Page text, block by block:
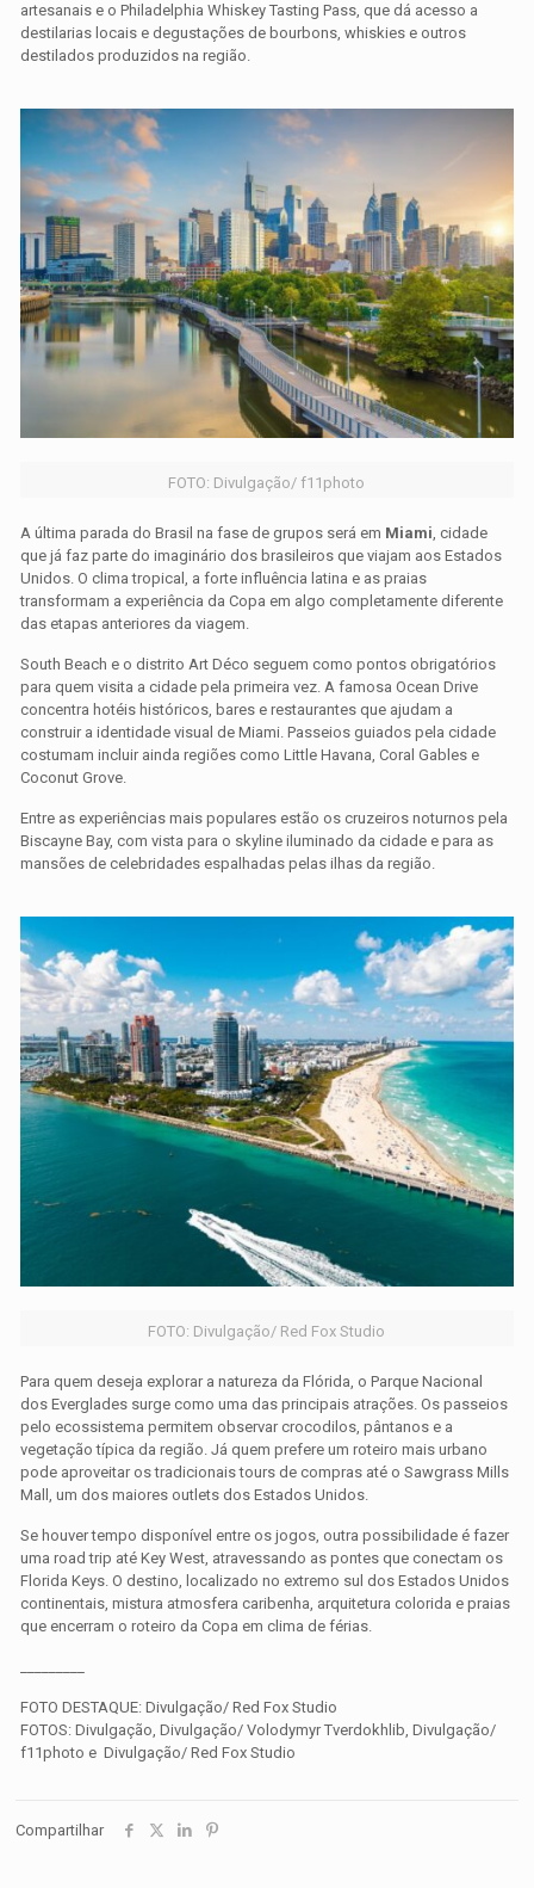
artesanais e o Philadelphia Whiskey Tasting Pass, que dá acesso a
destilarias locais e degustações de bourbons, whiskies e outros
destilados produzidos na região.
FOTO: Divulgação/ f11photo
A última parada do Brasil na fase de grupos será em Miami , cidade
que já faz parte do imaginário dos brasileiros que viajam aos Estados
Unidos. O clima tropical, a forte influência latina e as praias
transformam a experiência da Copa em algo completamente diferente
das etapas anteriores da viagem.
South Beach e o distrito Art Déco seguem como pontos obrigatórios
para quem visita a cidade pela primeira vez. A famosa Ocean Drive
concentra hotéis históricos, bares e restaurantes que ajudam a
construir a identidade visual de Miami. Passeios guiados pela cidade
costumam incluir ainda regiões como Little Havana, Coral Gables e
Coconut Grove.
Entre as experiências mais populares estão os cruzeiros noturnos pela
Biscayne Bay, com vista para o skyline iluminado da cidade e para as
mansões de celebridades espalhadas pelas ilhas da região.
FOTO: Divulgação/ Red Fox Studio
Para quem deseja explorar a natureza da Flórida, o Parque Nacional
dos Everglades surge como uma das principais atrações. Os passeios
pelo ecossistema permitem observar crocodilos, pântanos e a
vegetação típica da região. Já quem prefere um roteiro mais urbano
pode aproveitar os tradicionais tours de compras até o Sawgrass Mills
Mall, um dos maiores outlets dos Estados Unidos.
Se houver tempo disponível entre os jogos, outra possibilidade é fazer
uma road trip até Key West, atravessando as pontes que conectam os
Florida Keys. O destino, localizado no extremo sul dos Estados Unidos
continentais, mistura atmosfera caribenha, arquitetura colorida e praias
que encerram o roteiro da Copa em clima de férias.
FOTO DESTAQUE: Divulgação/ Red Fox Studio
FOTOS: Divulgação, Divulgação/ Volodymyr Tverdokhlib, Divulgação/
f11photo e Divulgação/ Red Fox Studio
Compartilhar